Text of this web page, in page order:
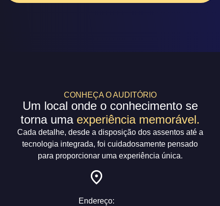
CONHEÇA O AUDITÓRIO
Um local onde o conhecimento se
torna uma experiência memorável.
Cada detalhe, desde a disposição dos assentos até a
tecnologia integrada, foi cuidadosamente pensado
para proporcionar uma experiência única.
Endereço: